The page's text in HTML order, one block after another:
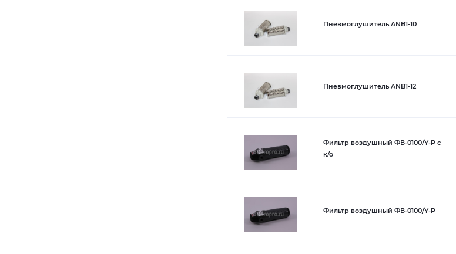
Пневмоглушитель ANB1-10
Пневмоглушитель ANB1-12
Фильтр воздушный ФВ-0100/Y-P с
к/о
Фильтр воздушный ФВ-0100/Y-P